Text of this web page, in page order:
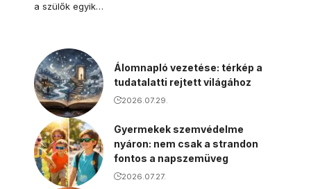
a szülők egyik…
Álomnapló vezetése: térkép a
tudatalatti rejtett világához
2026.07.29.
Gyermekek szemvédelme
nyáron: nem csak a strandon
fontos a napszemüveg
2026.07.27.